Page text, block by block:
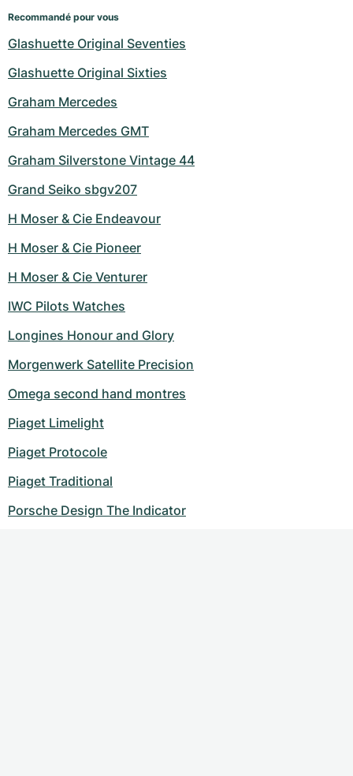
Recommandé pour vous
Glashuette Original Seventies
Glashuette Original Sixties
Graham Mercedes
Graham Mercedes GMT
Graham Silverstone Vintage 44
Grand Seiko sbgv207
H Moser & Cie Endeavour
H Moser & Cie Pioneer
H Moser & Cie Venturer
IWC Pilots Watches
Longines Honour and Glory
Morgenwerk Satellite Precision
Omega second hand montres
Piaget Limelight
Piaget Protocole
Piaget Traditional
Porsche Design The Indicator